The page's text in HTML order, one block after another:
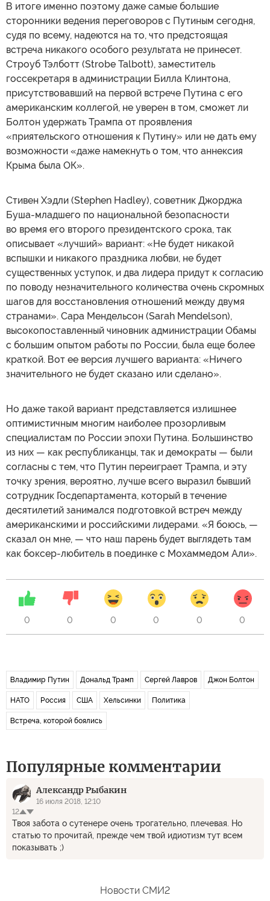
В итоге именно поэтому даже самые большие
сторонники ведения переговоров с Путиным сегодня,
судя по всему, надеются на то, что предстоящая
встреча никакого особого результата не принесет.
Строуб Тэлботт (Strobe Talbott), заместитель
госсекретаря в администрации Билла Клинтона,
присутствовавший на первой встрече Путина с его
американским коллегой, не уверен в том, сможет ли
Болтон удержать Трампа от проявления
«приятельского отношения к Путину» или не дать ему
возможности «даже намекнуть о том, что аннексия
Крыма была ОК».
Стивен Хэдли (Stephen Hadley), советник Джорджа
Буша-младшего по национальной безопасности
во время его второго президентского срока, так
описывает «лучший» вариант: «Не будет никакой
вспышки и никакого праздника любви, не будет
существенных уступок, и два лидера придут к согласию
по поводу незначительного количества очень скромных
шагов для восстановления отношений между двумя
странами». Сара Мендельсон (Sarah Mendelson),
высокопоставленный чиновник администрации Обамы
с большим опытом работы по России, была еще более
краткой. Вот ее версия лучшего варианта: «Ничего
значительного не будет сказано или сделано».
Но даже такой вариант представляется излишнее
оптимистичным многим наиболее прозорливым
специалистам по России эпохи Путина. Большинство
из них — как республиканцы, так и демократы — были
согласны с тем, что Путин переиграет Трампа, и эту
точку зрения, вероятно, лучше всего выразил бывший
сотрудник Госдепартамента, который в течение
десятилетий занимался подготовкой встреч между
американскими и российскими лидерами. «Я боюсь, —
сказал он мне, — что наш парень будет выглядеть там
как боксер-любитель в поединке с Мохаммедом Али».
0 0 0 0 0 0
Владимир Путин Дональд Трамп Сергей Лавров Джон Болтон
НАТО Россия США Хельсинки Политика
Встреча, которой боялись
Популярные комментарии
Александр Рыбакин
16 июля 2018, 12:10
12
Твоя забота о сутенере очень трогательно, плечевая. Но
статью то прочитай, прежде чем твой идиотизм тут всем
показывать ;)
Новости СМИ2